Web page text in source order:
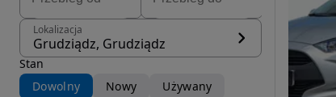
Lokalizacja
Grudziądz, Grudziądz
Stan
Dowolny
Nowy
Używany